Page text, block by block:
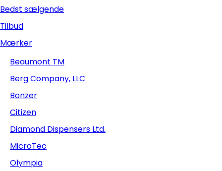
Bedst sælgende
Tilbud
Mærker
Beaumont TM
Berg Company, LLC
Bonzer
Citizen
Diamond Dispensers Ltd.
MicroTec
Olympia